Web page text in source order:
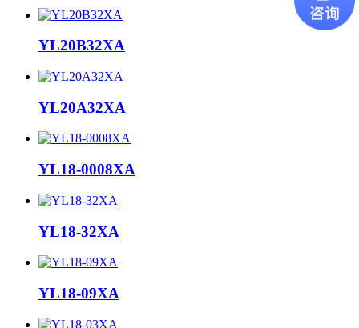
YL20B32XA
YL20A32XA
YL18-0008XA
YL18-32XA
YL18-09XA